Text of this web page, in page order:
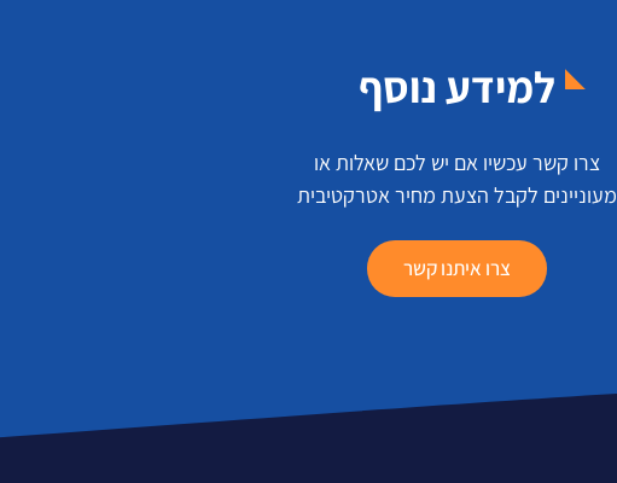
למידע נוסף
צרו קשר עכשיו אם יש לכם שאלות או
מעוניינים לקבל הצעת מחיר אטרקטיבית
צרו איתנו קשר